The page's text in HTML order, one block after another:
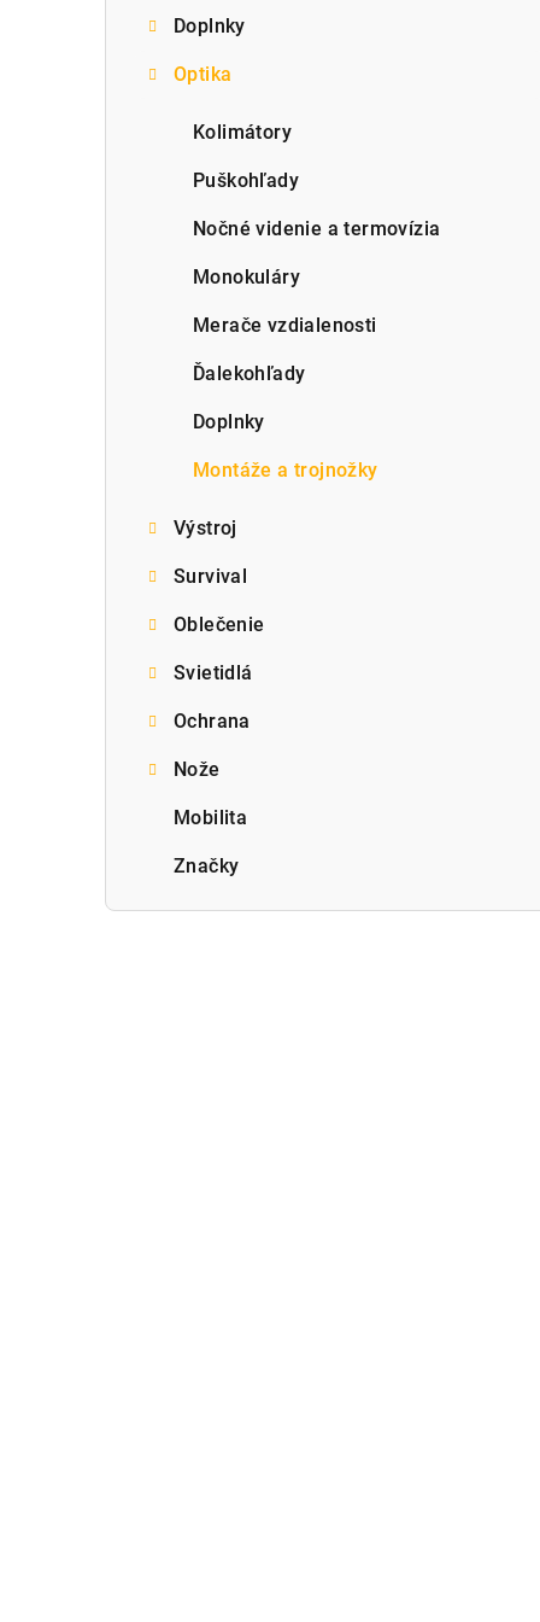
Doplnky
Optika
Kolimátory
Puškohľady
Nočné videnie a termovízia
Monokuláry
Merače vzdialenosti
Ďalekohľady
Doplnky
Montáže a trojnožky
Výstroj
Survival
Oblečenie
Svietidlá
Ochrana
Nože
Mobilita
Značky